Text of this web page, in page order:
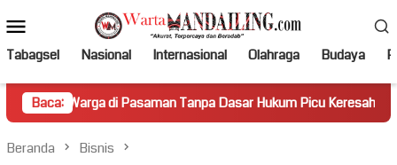
ke
kontenMobile
Tabagsel Nasional Internasional Olahraga Budaya
Baca:
di Pasaman Tanpa Dasar Hukum Picu Keresahan Truk
Beranda Bisnis